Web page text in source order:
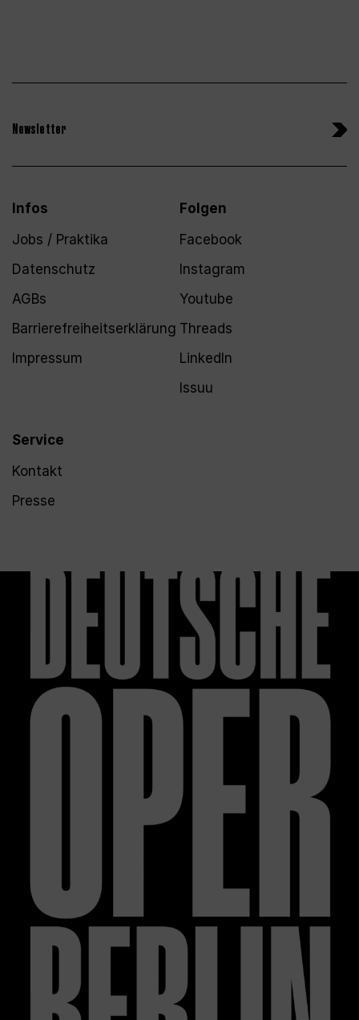
Newsletter
Infos
Jobs / Praktika
Datenschutz
AGBs
Barrierefreiheitserklärung
Impressum
Service
Kontakt
Presse
Folgen
Facebook
Instagram
Youtube
Threads
LinkedIn
Issuu